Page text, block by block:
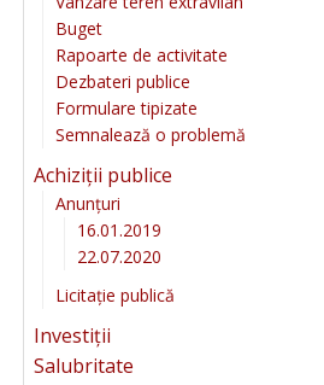
Buget
Rapoarte de activitate
Dezbateri publice
Formulare tipizate
Semnalează o problemă
Achiziții publice
Anunțuri
16.01.2019
22.07.2020
Licitație publică
Investiții
Salubritate